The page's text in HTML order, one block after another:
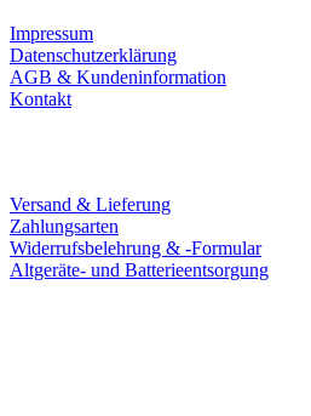
Impressum
Datenschutzerklärung
AGB & Kundeninformation
Kontakt
Versand & Lieferung
Zahlungsarten
Widerrufsbelehrung & -Formular
Altgeräte- und Batterieentsorgung